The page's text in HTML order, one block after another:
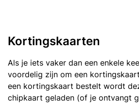
Kortingskaarten
Als je iets vaker dan een enkele
voordelig zijn om een
een kortingskaart bestelt wordt
chipkaart geladen (of je ontvangt